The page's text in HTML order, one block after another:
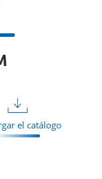
el catálogo